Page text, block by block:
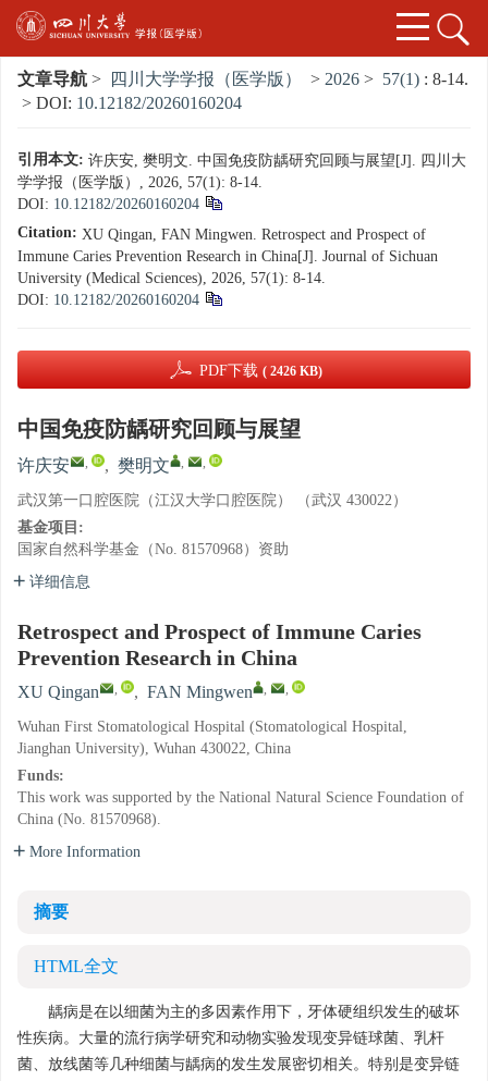
文章导航 > 四川大学学报（医学版） > 2026 > 57(1) : 8-14.
> DOI: 10.12182/20260160204
引用本文: 许庆安, 樊明文. 中国免疫防龋研究回顾与展望[J]. 四川大
学学报（医学版）, 2026, 57(1): 8-14.
DOI: 10.12182/20260160204
Citation: XU Qingan, FAN Mingwen. Retrospect and Prospect of
Immune Caries Prevention Research in China[J]. Journal of Sichuan
University (Medical Sciences), 2026, 57(1): 8-14.
DOI: 10.12182/20260160204
PDF下载 ( 2426 KB)
中国免疫防龋研究回顾与展望
许庆安 , , 樊明文 , ,
武汉第一口腔医院（江汉大学口腔医院） （武汉 430022）
基金项目:
国家自然科学基金（No. 81570968）资助
详细信息
Retrospect and Prospect of Immune Caries
Prevention Research in China
XU Qingan , , FAN Mingwen , ,
Wuhan First Stomatological Hospital (Stomatological Hospital,
Jianghan University), Wuhan 430022, China
Funds:
This work was supported by the National Natural Science Foundation of
China (No. 81570968).
More Information
摘要
HTML全文
龋病是在以细菌为主的多因素作用下，牙体硬组织发生的破坏
性疾病。大量的流行病学研究和动物实验发现变异链球菌、乳杆
菌、放线菌等几种细菌与龋病的发生发展密切相关。特别是变异链